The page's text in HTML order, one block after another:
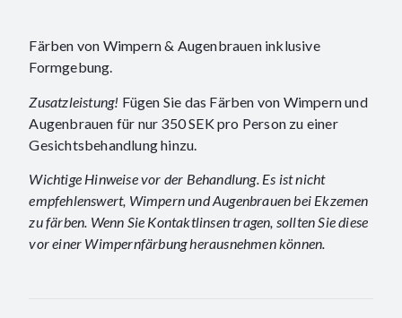
Färben von Wimpern & Augenbrauen inklusive
Formgebung.
Zusatzleistung! Fügen Sie das Färben von Wimpern und
Augenbrauen für nur 350 SEK pro Person zu einer
Gesichtsbehandlung hinzu.
Wichtige Hinweise vor der Behandlung. Es ist nicht
empfehlenswert, Wimpern und Augenbrauen bei Ekzemen
zu färben. Wenn Sie Kontaktlinsen tragen, sollten Sie diese
vor einer Wimpernfärbung herausnehmen können.